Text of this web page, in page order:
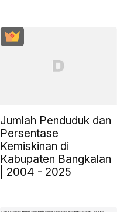
Jumlah Penduduk dan
Persentase
Kemiskinan di
Kabupaten Bangkalan
| 2004 - 2025